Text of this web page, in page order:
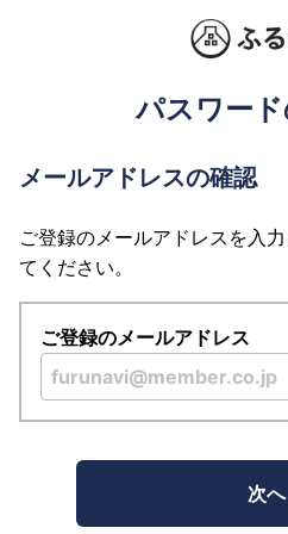
パスワー
メールアドレスの確認
ご登録のメールアドレスを入
てください。
ご登録のメールアドレス